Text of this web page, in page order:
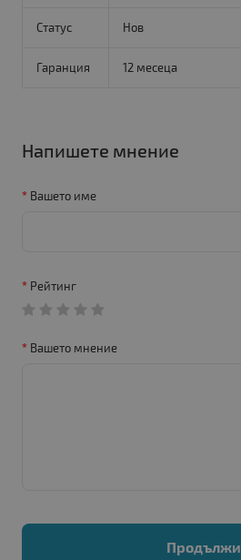
Статус Нов
Гаранция 12 месеца
Напишете мнение
Вашето име
Рейтинг
Вашето мнение
Продължи